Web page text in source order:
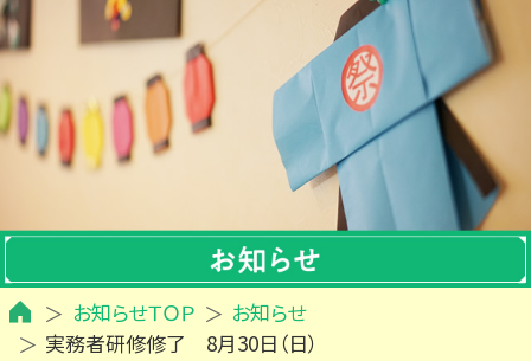
お知らせＴＯＰ
お知らせ
実務者研修修了 8月30日（日）